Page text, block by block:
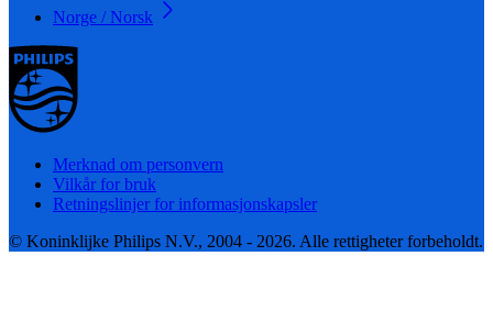
Norge / Norsk
Merknad om personvern
Vilkår for bruk
Retningslinjer for informasjonskapsler
© Koninklijke Philips N.V., 2004 - 2026. Alle rettigheter forbeholdt.